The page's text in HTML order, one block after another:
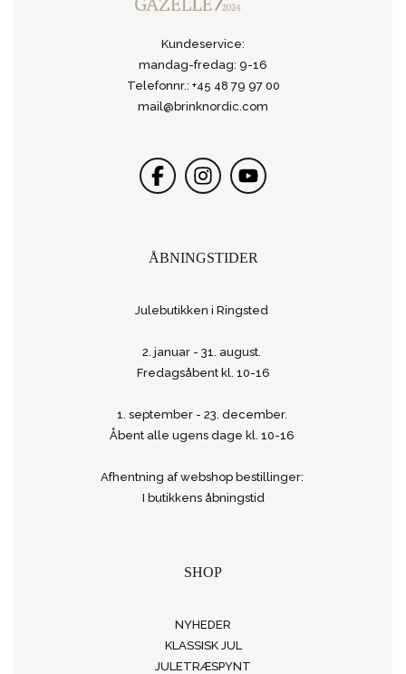
Kundeservice:
mandag-fredag: 9-16
Telefonnr.: +45 48 79 97 00
mail@brinknordic.com
ÅBNINGSTIDER
Julebutikken i Ringsted
2. januar - 31. august.
Fredagsåbent kl. 10-16
1. september - 23. december.
Åbent alle ugens dage kl. 10-16
Afhentning af webshop bestillinger:
I butikkens åbningstid
SHOP
NYHEDER
KLASSISK JUL
JULETRÆSPYNT